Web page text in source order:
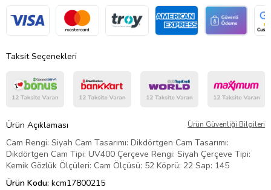
Taksit Seçenekleri
Ürün Açıklaması Ürün Güvenliği Bilgileri
Cam Rengi: Siyah Cam Tasarımı: Dikdörtgen Cam Tasarımı:
Dikdörtgen Cam Tipi: UV400 Çerçeve Rengi: Siyah Çerçeve Tipi:
Kemik Gözlük Ölçüleri: Cam Ölçüsü: 52 Köprü: 22 Sap: 145
Ürün Kodu: kcm17800215